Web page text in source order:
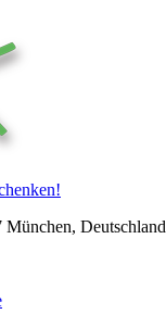
Deutschland